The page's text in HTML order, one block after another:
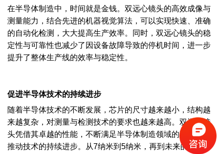
在半导体制造中，时间就是金钱。双远心镜头的高效成像与
测量能力，结合先进的机器视觉算法，可以实现快速、准确
的自动化检测，大大提高生产效率。同时，双远心镜头的稳
定性与可靠性也减少了因设备故障导致的停机时间，进一步
提升了整体生产线的效率与稳定性。
促进半导体技术的持续进步
随着半导体技术的不断发展，芯片的尺寸越来越小，结构越
来越复杂，对测量与检测技术的要求也越来越高。双远心镜
头凭借其卓越的性能，不断满足半导体制造领域的新需求，
推动技术的持续进步。从7纳米到5纳米，再到未来的3纳米